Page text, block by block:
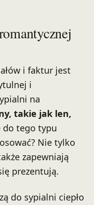
i faktur jest
i
na
takie jak len,
do tego typu
Nie tylko
zapewniają
prezentują.
do sypialni ciepło